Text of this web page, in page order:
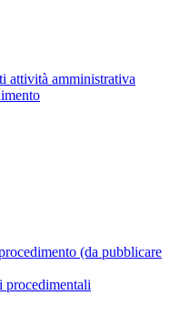
attività amministrativa
(da pubblicare
procedimentali